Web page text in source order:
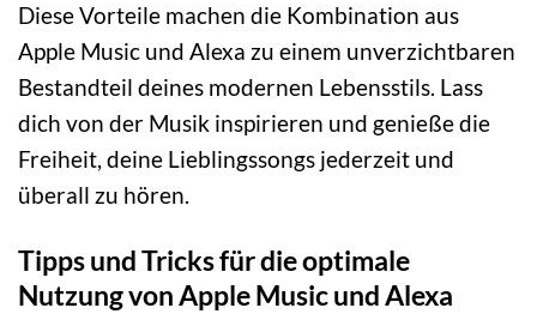
Diese Vorteile machen die Kombination aus
Apple Music und Alexa zu einem unverzichtbaren
Bestandteil deines modernen Lebensstils. Lass
dich von der Musik inspirieren und genieße die
Freiheit, deine Lieblingssongs jederzeit und
überall zu hören.
Tipps und Tricks für die optimale
Nutzung von Apple Music und Alexa